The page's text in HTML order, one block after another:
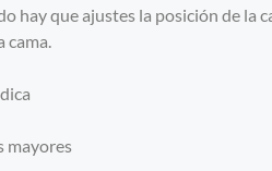
hay que ajustes la posición de la
mayores